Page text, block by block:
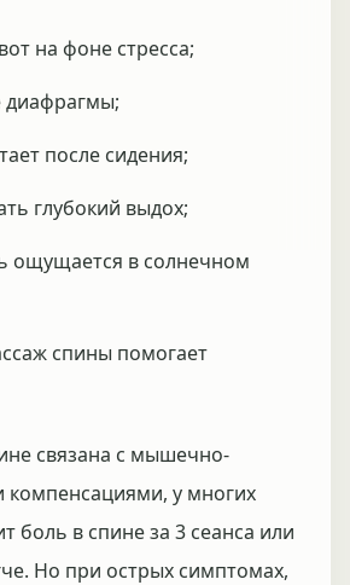
на фоне стресса;
диафрагмы;
после сидения;
глубокий выдох;
ощущается в солнечном
спины помогает
связана с мышечно-
у многих
боль в спине за 3 сеанса или
Но при острых симптомах,